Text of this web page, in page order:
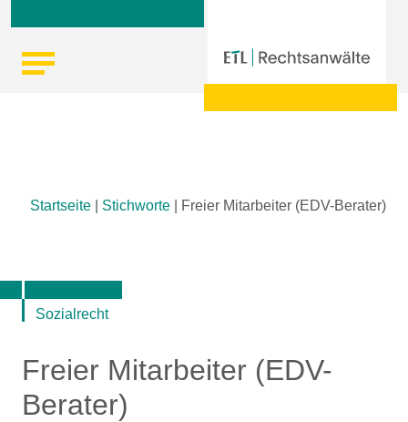
Startseite Stichworte Freier Mitarbeiter (EDV-Berater)
Sozialrecht
Freier Mitarbeiter (EDV-
Berater)